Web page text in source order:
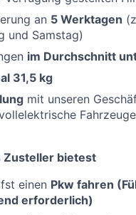
an 5 Werktagen
und Samstag)
im Durchschnitt
31,5 kg
mit unseren
Fahrzeuge
Zusteller bietest
einen Pkw fahren
erforderlich)